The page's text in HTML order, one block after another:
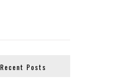
Recent Posts